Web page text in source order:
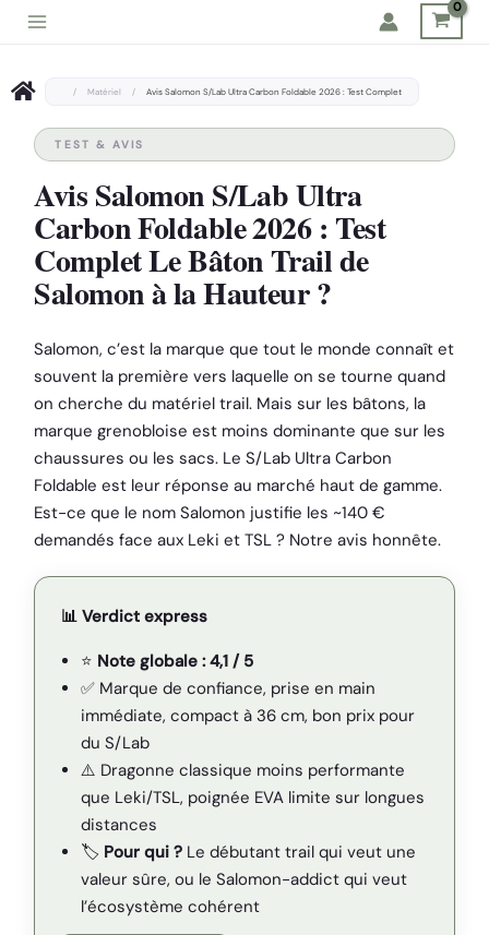
Aller
/ Matériel / Avis Salomon S/Lab Ultra Carbon Foldable 2026 : Test Complet
TEST & AVIS
Avis Salomon S/Lab Ultra
Carbon Foldable 2026 : Test
Complet Le Bâton Trail de
Salomon à la Hauteur ?
Salomon, c’est la marque que tout le monde connaît et
souvent la première vers laquelle on se tourne quand
on cherche du matériel trail. Mais sur les bâtons, la
marque grenobloise est moins dominante que sur les
chaussures ou les sacs. Le S/Lab Ultra Carbon
Foldable est leur réponse au marché haut de gamme.
Est-ce que le nom Salomon justifie les ~140 €
demandés face aux Leki et TSL ? Notre avis honnête.
📊 Verdict express
⭐ Note globale : 4,1 / 5
✅ Marque de confiance, prise en main
immédiate, compact à 36 cm, bon prix pour
du S/Lab
⚠️ Dragonne classique moins performante
que Leki/TSL, poignée EVA limite sur longues
distances
🏷️ Pour qui ?Le débutant trail qui veut une
valeur sûre, ou le Salomon-addict qui veut
l’écosystème cohérent